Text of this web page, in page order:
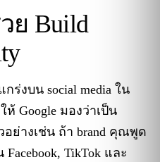
ย Build
กร่งบน social media ใน
Google มองว่าเป็น
ย่างเช่น ถ้า brand คุณพูด
Facebook, TikTok และ